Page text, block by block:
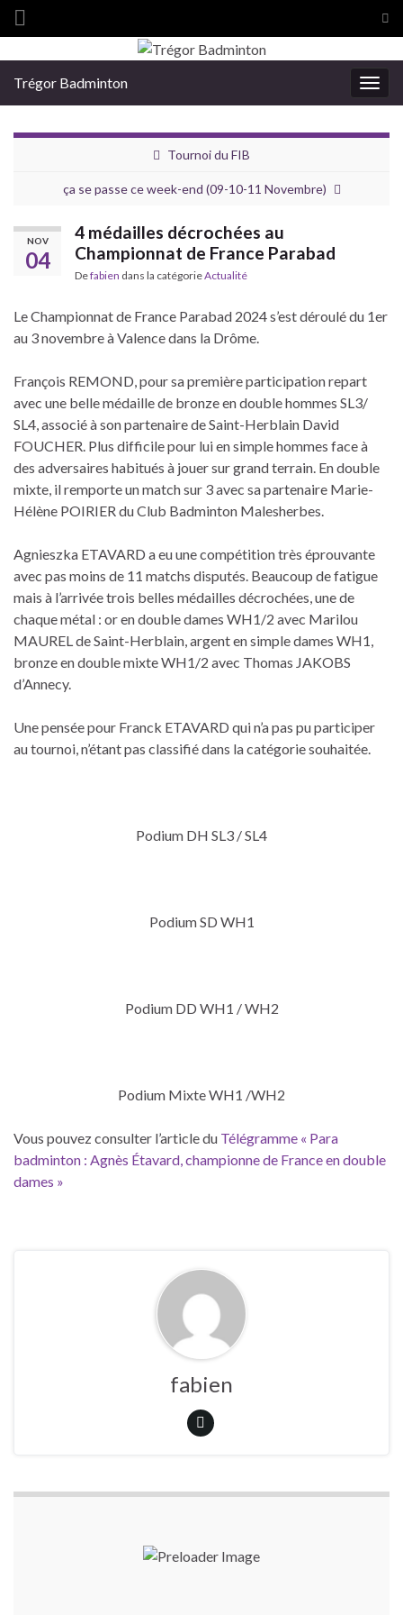
Search for:
Trégor Badminton
Tournoi du FIB
ça se passe ce week-end (09-10-11 Novembre)
NOV
04
4 médailles décrochées au
Championnat de France Parabad
Defabien dans la catégorieActualité
Le Championnat de France Parabad 2024 s’est déroulé du 1er
au 3 novembre à Valence dans la Drôme.
François REMOND, pour sa première participation repart
avec une belle médaille de bronze en double hommes SL3/
SL4, associé à son partenaire de Saint-Herblain David
FOUCHER. Plus difficile pour lui en simple hommes face à
des adversaires habitués à jouer sur grand terrain. En double
mixte, il remporte un match sur 3 avec sa partenaire Marie-
Hélène POIRIER du Club Badminton Malesherbes.
Agnieszka ETAVARD a eu une compétition très éprouvante
avec pas moins de 11 matchs disputés. Beaucoup de fatigue
mais à l’arrivée trois belles médailles décrochées, une de
chaque métal : or en double dames WH1/2 avec Marilou
MAUREL de Saint-Herblain, argent en simple dames WH1,
bronze en double mixte WH1/2 avec Thomas JAKOBS
d’Annecy.
Une pensée pour Franck ETAVARD qui n’a pas pu participer
au tournoi, n’étant pas classifié dans la catégorie souhaitée.
Podium DH SL3 / SL4
Podium SD WH1
Podium DD WH1 / WH2
Podium Mixte WH1 /WH2
Vous pouvez consulter l’article du Télégramme « Para
badminton : Agnès Étavard, championne de France en double
dames »
fabien